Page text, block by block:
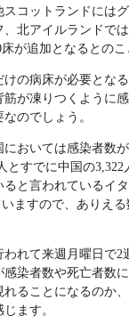
スコットランドには
、北アイルランドで
が追加となるとのこ
けの病床が必要とな
筋が凍りつくように
のでしょう。
おいては感染者数
とすでに中国の
と言われているイ
いますので、ありえ
われて来週月曜日で2
感染者数や死亡者数
れることになるのか
ます。